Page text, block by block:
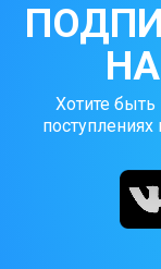
Хотите быть